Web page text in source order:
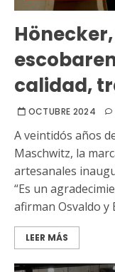
calidad,
OCTUBRE 2024
A veintidós años
Maschwitz, la
artesanales
“Es un
afirman Osvaldo y
LEER MÁS